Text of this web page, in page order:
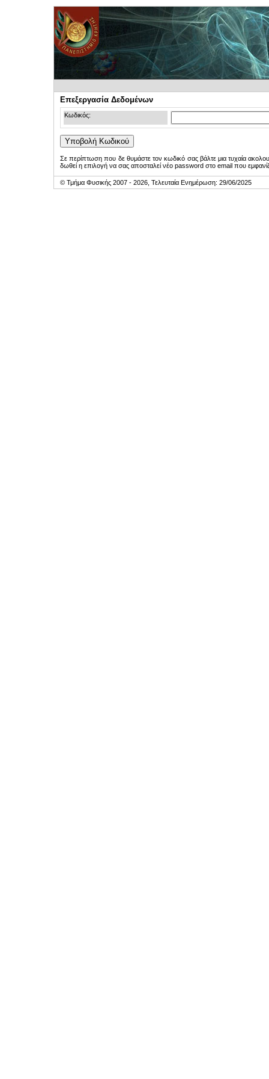
Επεξεργασία Δεδομένων
Κωδικός:
Σε περίπτωση που δε θυμάστε τον κωδικό σας βάλτε μια τυχαία
δωθεί η επιλογή να σας αποσταλεί νέο password στο email που
© Τμήμα Φυσικής 2007 - 2026, Τελευταία Ενημέρωση: 29/06/2025